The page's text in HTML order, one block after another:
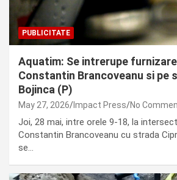
PUBLICITATE
Aquatim: Se intrerupe
Constantin Brancoveanu si pe
Bojinca (P)
May 27, 2026 Impact Press No
Joi, 28 mai, intre orele 9-18, la
Constantin Brancoveanu cu strada
se…